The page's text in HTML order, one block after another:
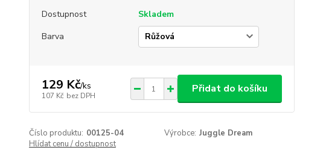
Dostupnost
Skladem
Barva
129 Kč/ks
107 Kč bez DPH
Přidat do košíku
Číslo produktu: 00125-04 Výrobce: Juggle Dream
Hlídat cenu / dostupnost